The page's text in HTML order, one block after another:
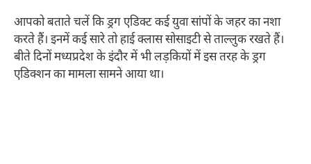
आपको बताते चलें कि ड्रग एडिक्ट कई युवा सांपों के जहर का नशा
करते हैं। इनमें कई सारे तो हाई क्लास सोसाइटी से ताल्लुक रखते हैं।
बीते दिनों मध्यप्रदेश के इंदौर में भी लड़कियों में इस तरह के ड्रग
एडिक्शन का मामला सामने आया था।